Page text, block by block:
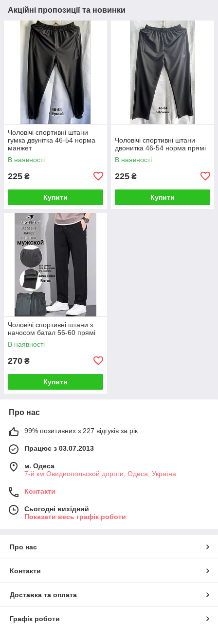
Акційні пропозиції та новинки
Чоловічі спортивні штани
гумка двунітка 46-54 норма
манжет
В наявності
225 ₴
Купити
Чоловічі спортивні штани
двонитка 46-54 норма прямі
В наявності
225 ₴
Купити
Чоловічі спортивні штани з
начосом батал 56-60 прямі
В наявності
270 ₴
Купити
Про нас
99% позитивних з 227 відгуків за рік
Працює з 03.07.2013
м. Одеса
7-й км Овидиопольской дороги, Одеса, Україна
Контакти
Сьогодні вихідний
Показати весь графік роботи
Про нас
Контакти
Доставка та оплата
Графік роботи